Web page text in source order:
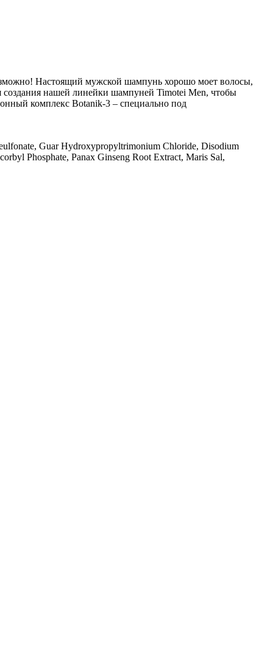
Настоящий мужской шампунь хорошо моет волосы,
нашей линейки шампуней Timotei Men, чтобы
комплекс Botanik-3 – специально под
Guar Hydroxypropyltrimonium Chloride, Disodium
Phosphate, Panax Ginseng Root Extract, Maris Sal,